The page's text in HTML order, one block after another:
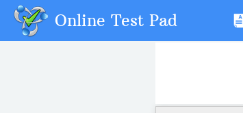
Online Test Pad